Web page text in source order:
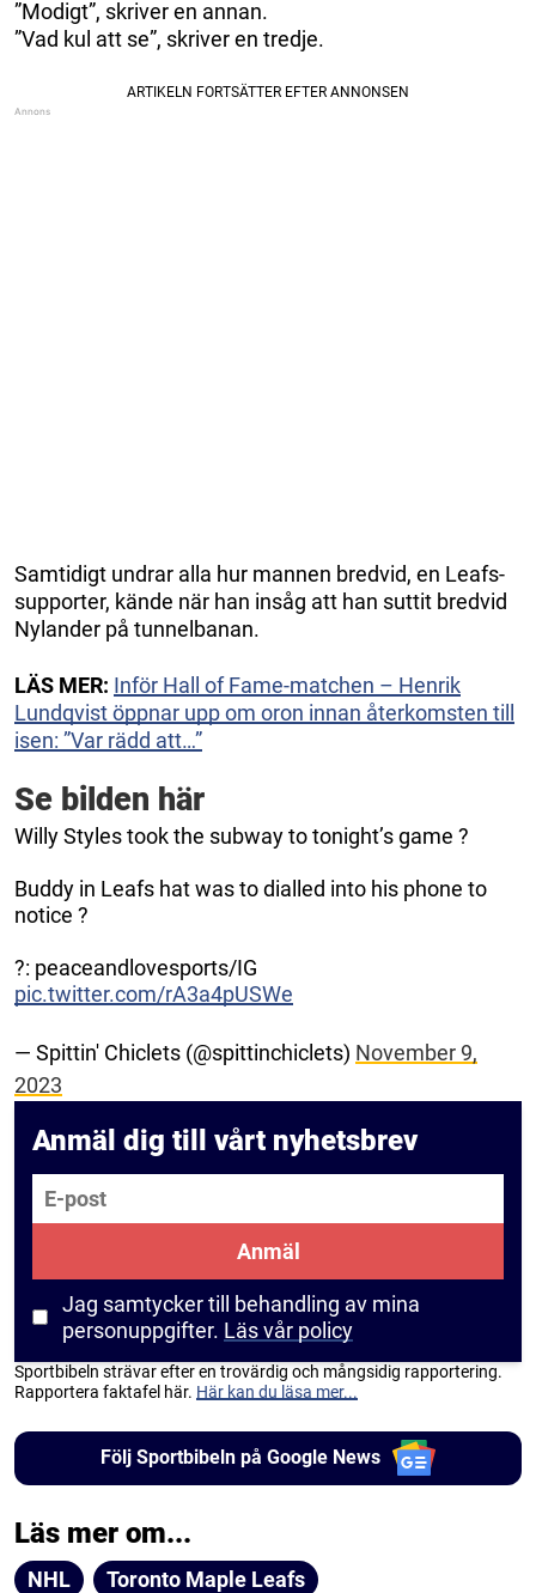
”Modigt”, skriver en annan.
”Vad kul att se”, skriver en tredje.
Samtidigt undrar alla hur mannen bredvid, en Leafs-
supporter, kände när han insåg att han suttit bredvid
Nylander på tunnelbanan.
LÄS MER: Inför Hall of Fame-matchen – Henrik
Lundqvist öppnar upp om oron innan återkomsten till
isen: ”Var rädd att…”
Se bilden här
Willy Styles took the subway to tonight’s game ?
Buddy in Leafs hat was to dialled into his phone to
notice ?
?: peaceandlovesports/IG
pic.twitter.com/rA3a4pUSWe
— Spittin' Chiclets (@spittinchiclets) November 9,
2023
Anmäl dig till vårt nyhetsbrev
E-post
Anmäl
Jag samtycker till behandling av mina
personuppgifter. Läs vår policy
Sportbibeln strävar efter en trovärdig och mångsidig rapportering.
Rapportera faktafel här. Här kan du läsa mer...
Följ Sportbibeln på Google News
Läs mer om...
NHL
Toronto Maple Leafs